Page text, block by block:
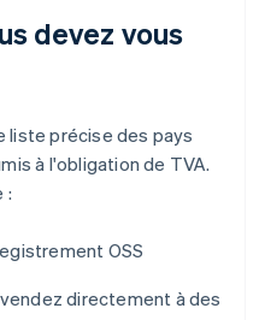
devez vous
liste précise des pays
à l'obligation de TVA.
:
OSS
directement à des